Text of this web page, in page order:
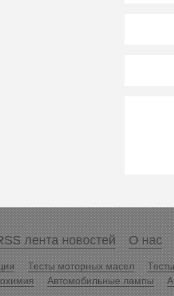
лента новостей О нас
Тесты моторных масел
Автомобильные лампы